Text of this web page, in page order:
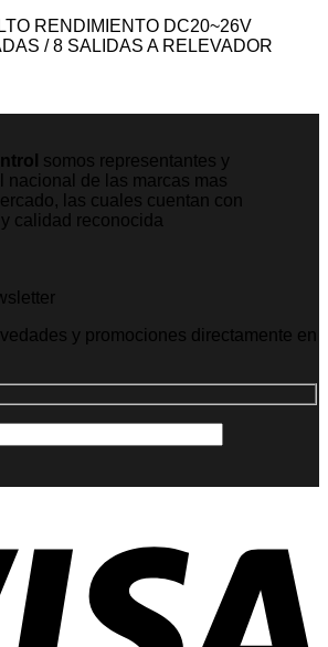
RENDIMIENTO DC20~26V
/ 8 SALIDAS A RELEVADOR
somos representantes y
nacional de las marcas mas
las cuales cuentan con
calidad reconocida
y promociones directamente en